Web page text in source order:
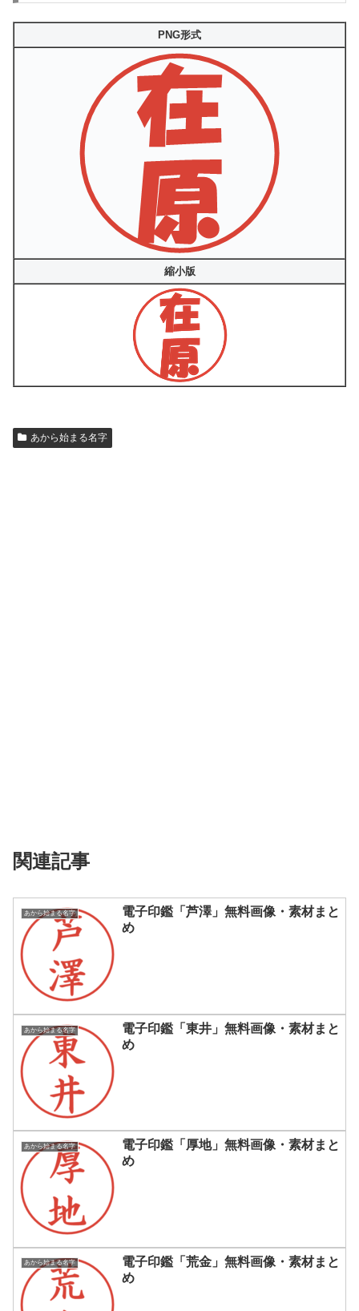
PNG形式
縮小版
あから始まる名字
関連記事
あから始まる名字
電子印鑑「芦澤」無料画像・素材まと
め
あから始まる名字
電子印鑑「東井」無料画像・素材まと
め
あから始まる名字
電子印鑑「厚地」無料画像・素材まと
め
あから始まる名字
電子印鑑「荒金」無料画像・素材まと
め